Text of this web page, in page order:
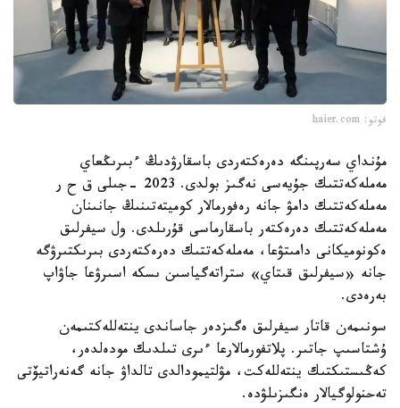
فوتو: haier.com
مۇنداي سەرپىنگە دەرەكتەردى باسقارۋدىڭ ءبىرىڭعاي
مەملەكەتتىك جۇيەسى نەگىز بولدى. 2023 -جىلى ق ح ر
مەملەكەتتىك دامۋ جانە رەفورمالار كوميتەتىنىڭ جانىنان
مەملەكەتتىك دەرەكتەر باسقارماسى قۇرىلدى. ول سيفرلىق
ەكونوميكانى دامىتۋعا، مەملەكەتتىك دەرەكتەردى بىرىكتىرۋگە
جانە «سيفرلىق قىتاي» ستراتەگياسىن ىسكە اسىرۋعا جاۋاپ
بەرەدى.
سونىمەن قاتار سيفرلىق ەگىزدەر جاساندى ينتەللەكتىمەن
ۇشتاسىپ جاتىر. پلاتفورمالارعا ءىرى تىلدىك مودەلدەر،
كەڭىستىكتىك ينتەللەكت، مۋلتيمودالدى تالداۋ جانە گەنەراتيۆتى
تەحنولوگيالار ەنگىزىلۋدە.